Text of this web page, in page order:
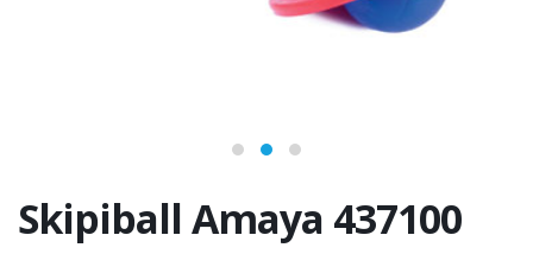
Skipiball Amaya 437100